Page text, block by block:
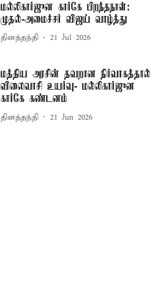
மல்லிகார்ஜுன கார்கே பிறந்தநாள்:
முதல்-அமைச்சர் விஜய் வாழ்த்து
தினத்தந்தி 21 Jul 2026
மத்திய அரசின் தவறான நிர்வாகத்தால்
விலைவாசி உயர்வு- மல்லிகார்ஜுன
கார்கே கண்டனம்
தினத்தந்தி 21 Jun 2026